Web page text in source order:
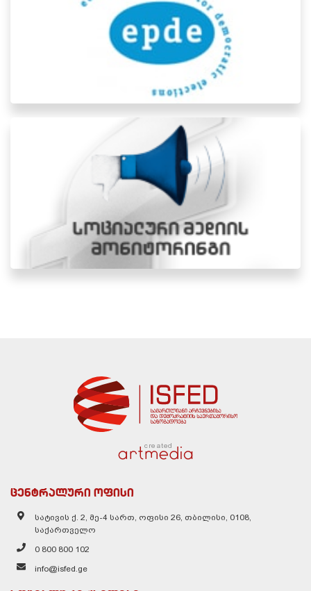
created
ცენტრალური ოფისი
სატივის ქ. 2, მე-4 სართ, ოფისი 26, თბილისი, 0108,
საქართველო
0 800 800 102
info@isfed.ge